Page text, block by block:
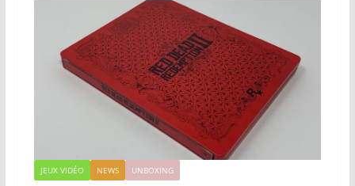
JEUX VIDÉO NEWS UNBOXING